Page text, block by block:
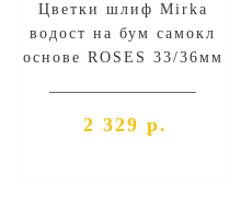
Цветки шлиф Mirka
водост на бум самокл
основе ROSES 33/36мм
2 329 р.